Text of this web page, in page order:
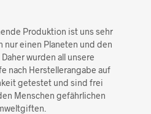
Produktion ist uns sehr
nur einen Planeten und den
wurden all unsere
nach Herstellerangabe auf
getestet und sind frei
Menschen gefährlichen